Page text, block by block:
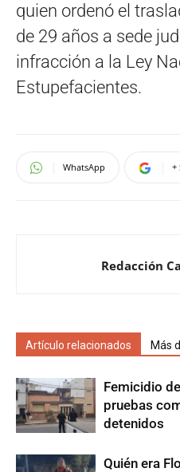
quien ordenó el
de 29 años a sede
infracción a la Ley
Estupefacientes.
WhatsApp +
Redacción
Artículo relacionados Más
Femicidio
pruebas
detenidos
Quién era